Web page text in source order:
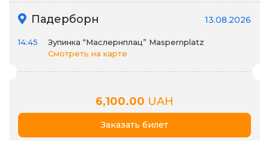
Падерборн 13.08.2026
14:45
Зупинка “Маслернплац” Maspernplatz
Смотреть на карте
6,100.00 UAH
Заказать билет